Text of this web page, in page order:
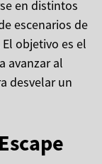
en distintos
escenarios de
objetivo es el
avanzar al
desvelar un